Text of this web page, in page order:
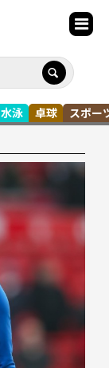
水泳 卓球 スポー